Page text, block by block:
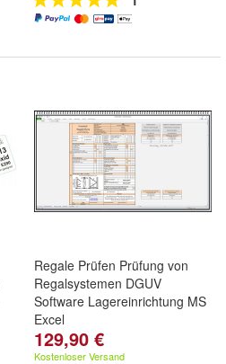
Regale Prüfen Prüfung von
Regalsystemen DGUV
Software Lagereinrichtung MS
Excel
129,90 €
Kostenloser Versand